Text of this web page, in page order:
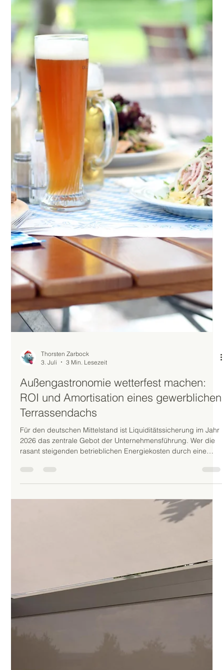
Thorsten Zarbock
10. Juli
2 Min. Lesezeit
Employer Branding: Der überdachte
Außenbereich als strategischer Vorteil für
Unternehmen
Der Wettbewerb um qualifizierte Fachkräfte wird im Jahr 2026
maßgeblich über die Arbeitsumgebung entschieden. Sterile
Pausenräume mit Neonlicht und Kaffeeautomaten erfüllen
längst nicht mehr die Erwartungen moderner Arbeitnehmer.
Unternehmen, die Fachkräfte binden und die Produktivität
steigern wollen, investieren massiv in Aufenthaltsqualität. Ein
professionell überdachter Außenbereich für Unternehmen ist
dabei ein hocheffizienter Hebel: Er schafft eine sichtbare
Wertschätzu